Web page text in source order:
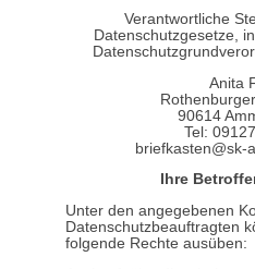
Verantwortliche
Datenschutzgesetze,
Anita
90614
Tel:
briefkasten@sk-
Ihre
Unter den angegebenen
Datenschutzbeauftragten
folgende Rechte ausüben: